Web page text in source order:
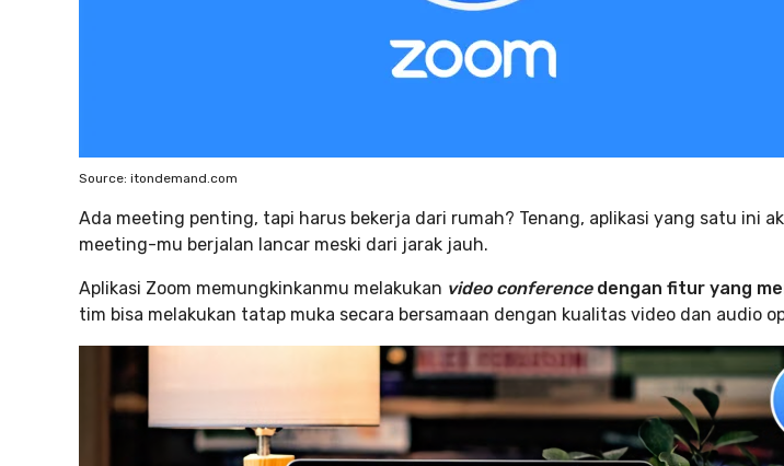
Source: itondemand.com
Ada meeting penting, tapi harus bekerja dari rumah? Tenang, aplikasi yang satu ini
meeting-mu berjalan lancar meski dari jarak jauh.
Aplikasi Zoom memungkinkanmu melakukan video conferencedengan fitur yang
tim bisa melakukan tatap muka secara bersamaan dengan kualitas video dan audio